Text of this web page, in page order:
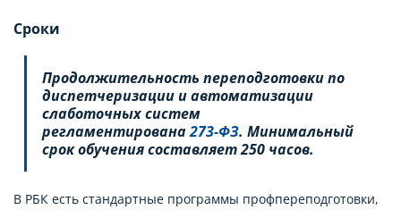
Сроки
Продолжительность переподготовки по
диспетчеризации и автоматизации
слаботочных систем
регламентирована273-ФЗ. Минимальный
срок обучения составляет 250 часов.
В РБК есть стандартные программы профпереподготовки,